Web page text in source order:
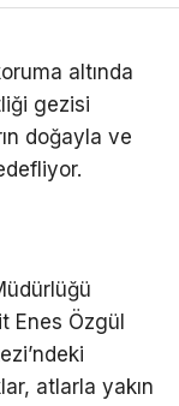
altında
gezisi
doğayla ve
Enes Özgül
atlarla yakın